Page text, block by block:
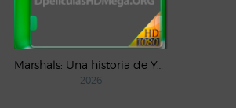
Marshals: Una historia de Yellowstone (2026) AMZN Temporada 1 WEB-DL 1080p Latino
2026